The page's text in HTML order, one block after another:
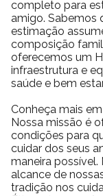
completo para
amigo. Sabemos
estimação
composição
oferecemos um
infraestrutura e
saúde e bem
Conheça mais
Nossa missão é
condições para
cuidar dos seus
maneira possível.
alcance de
tradição nos